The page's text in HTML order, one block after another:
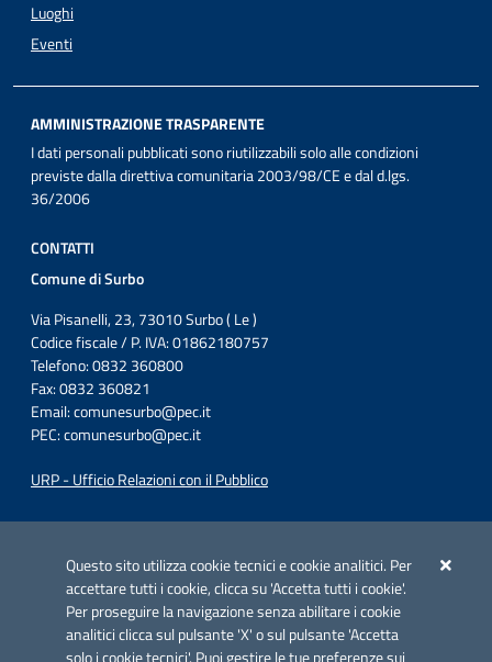
Questo sito utilizza cookie tecnici e cookie analitici. Per
accettare tutti i cookie, clicca su 'Accetta tutti i cookie'.
Per proseguire la navigazione senza abilitare i cookie
analitici clicca sul pulsante 'X' o sul pulsante 'Accetta
Luoghi
Eventi
AMMINISTRAZIONE TRASPARENTE
I dati personali pubblicati sono riutilizzabili solo alle condizioni
previste dalla direttiva comunitaria 2003/98/CE e dal d.lgs.
36/2006
CONTATTI
Comune di Surbo
Via Pisanelli, 23, 73010 Surbo ( Le )
Codice fiscale / P. IVA: 01862180757
Telefono: 0832 360800
Fax: 0832 360821
Email:comunesurbo@pec.it
PEC:comunesurbo@pec.it
URP - Ufficio Relazioni con il Pubblico
Azione 2.3.